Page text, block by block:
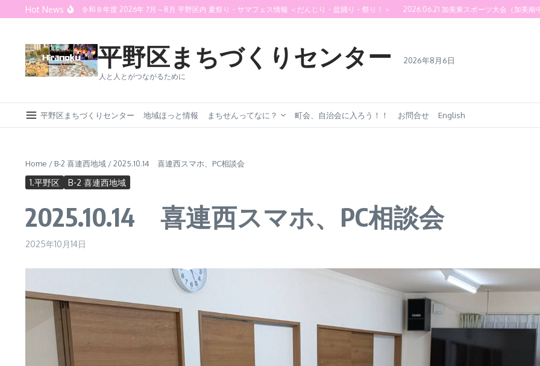
Skip to content
Hot News
の夕べ 2026 令和８年度 2026年 7月～8月 平野区内 夏祭り・サマフェス情報 ＜だんじり・盆踊り・祭り！＞ 2026.06.21 加美東スポーツ大会（加美南中学校
平野区まちづくりセンター
人と人とがつながるために
2026年8月6日
平野区まちづくりセンター 地域ほっと情報 まちせんってなに？ 町会、自治会に入ろう！！ お問合せ English
Home / B-2 喜連西地域 /2025.10.14 喜連西スマホ、PC相談会
1.平野区 B-2 喜連西地域
2025.10.14 喜連西スマホ、PC相談会
2025年10月14日